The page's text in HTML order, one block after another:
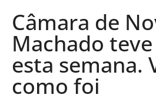
Câmara de
Machado teve
esta semana.
como foi